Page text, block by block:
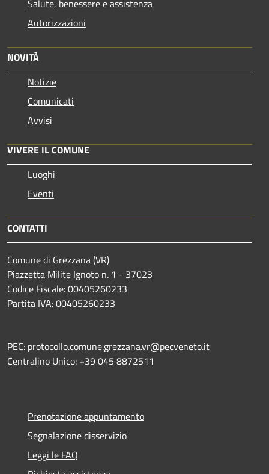
Salute, benessere e assistenza
Autorizzazioni
NOVITÀ
Notizie
Comunicati
Avvisi
VIVERE IL COMUNE
Luoghi
Eventi
CONTATTI
Comune di Grezzana (VR)
Piazzetta Milite Ignoto n. 1 - 37023
Codice Fiscale: 00405260233
Partita IVA: 00405260233
PEC: protocollo.comune.grezzana.vr@pecveneto.it
Centralino Unico: +39 045 8872511
Prenotazione appuntamento
Segnalazione disservizio
Leggi le FAQ